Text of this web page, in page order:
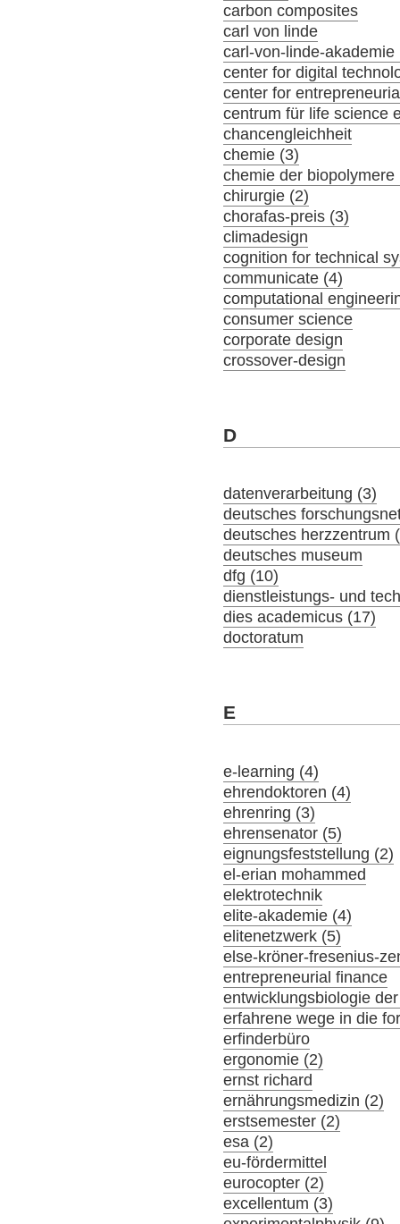
carbon composites
carl von linde
carl-von-linde-akademie
center for digital
center for
centrum für life science
chancengleichheit
chemie (3)
chemie der biopolymere
chirurgie (2)
chorafas-preis (3)
climadesign
cognition for technical
communicate (4)
computational
consumer science
corporate design
crossover-design
D
datenverarbeitung (3)
deutsches
deutsches herzzentrum
deutsches museum
dfg (10)
dienstleistungs- und
dies academicus (17)
doctoratum
E
e-learning (4)
ehrendoktoren (4)
ehrenring (3)
ehrensenator (5)
eignungsfeststellung (2)
el-erian mohammed
elektrotechnik
elite-akademie (4)
elitenetzwerk (5)
else-kröner-fresenius-
entrepreneurial finance
entwicklungsbiologie
erfahrene wege in die
erfinderbüro
ergonomie (2)
ernst richard
ernährungsmedizin (2)
erstsemester (2)
esa (2)
eu-fördermittel
eurocopter (2)
excellentum (3)